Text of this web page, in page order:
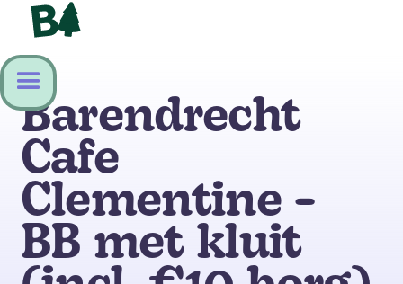
Barendrecht
Cafe
Clementine -
BB met kluit